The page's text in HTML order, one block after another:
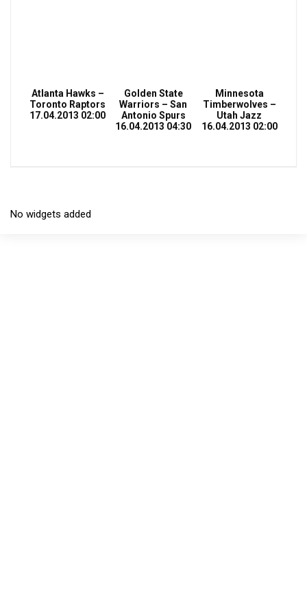
Atlanta Hawks –
Toronto Raptors
17.04.2013 02:00
Golden State
Warriors – San
Antonio Spurs
16.04.2013 04:30
Minnesota
Timberwolves –
Utah Jazz
16.04.2013 02:00
No widgets added